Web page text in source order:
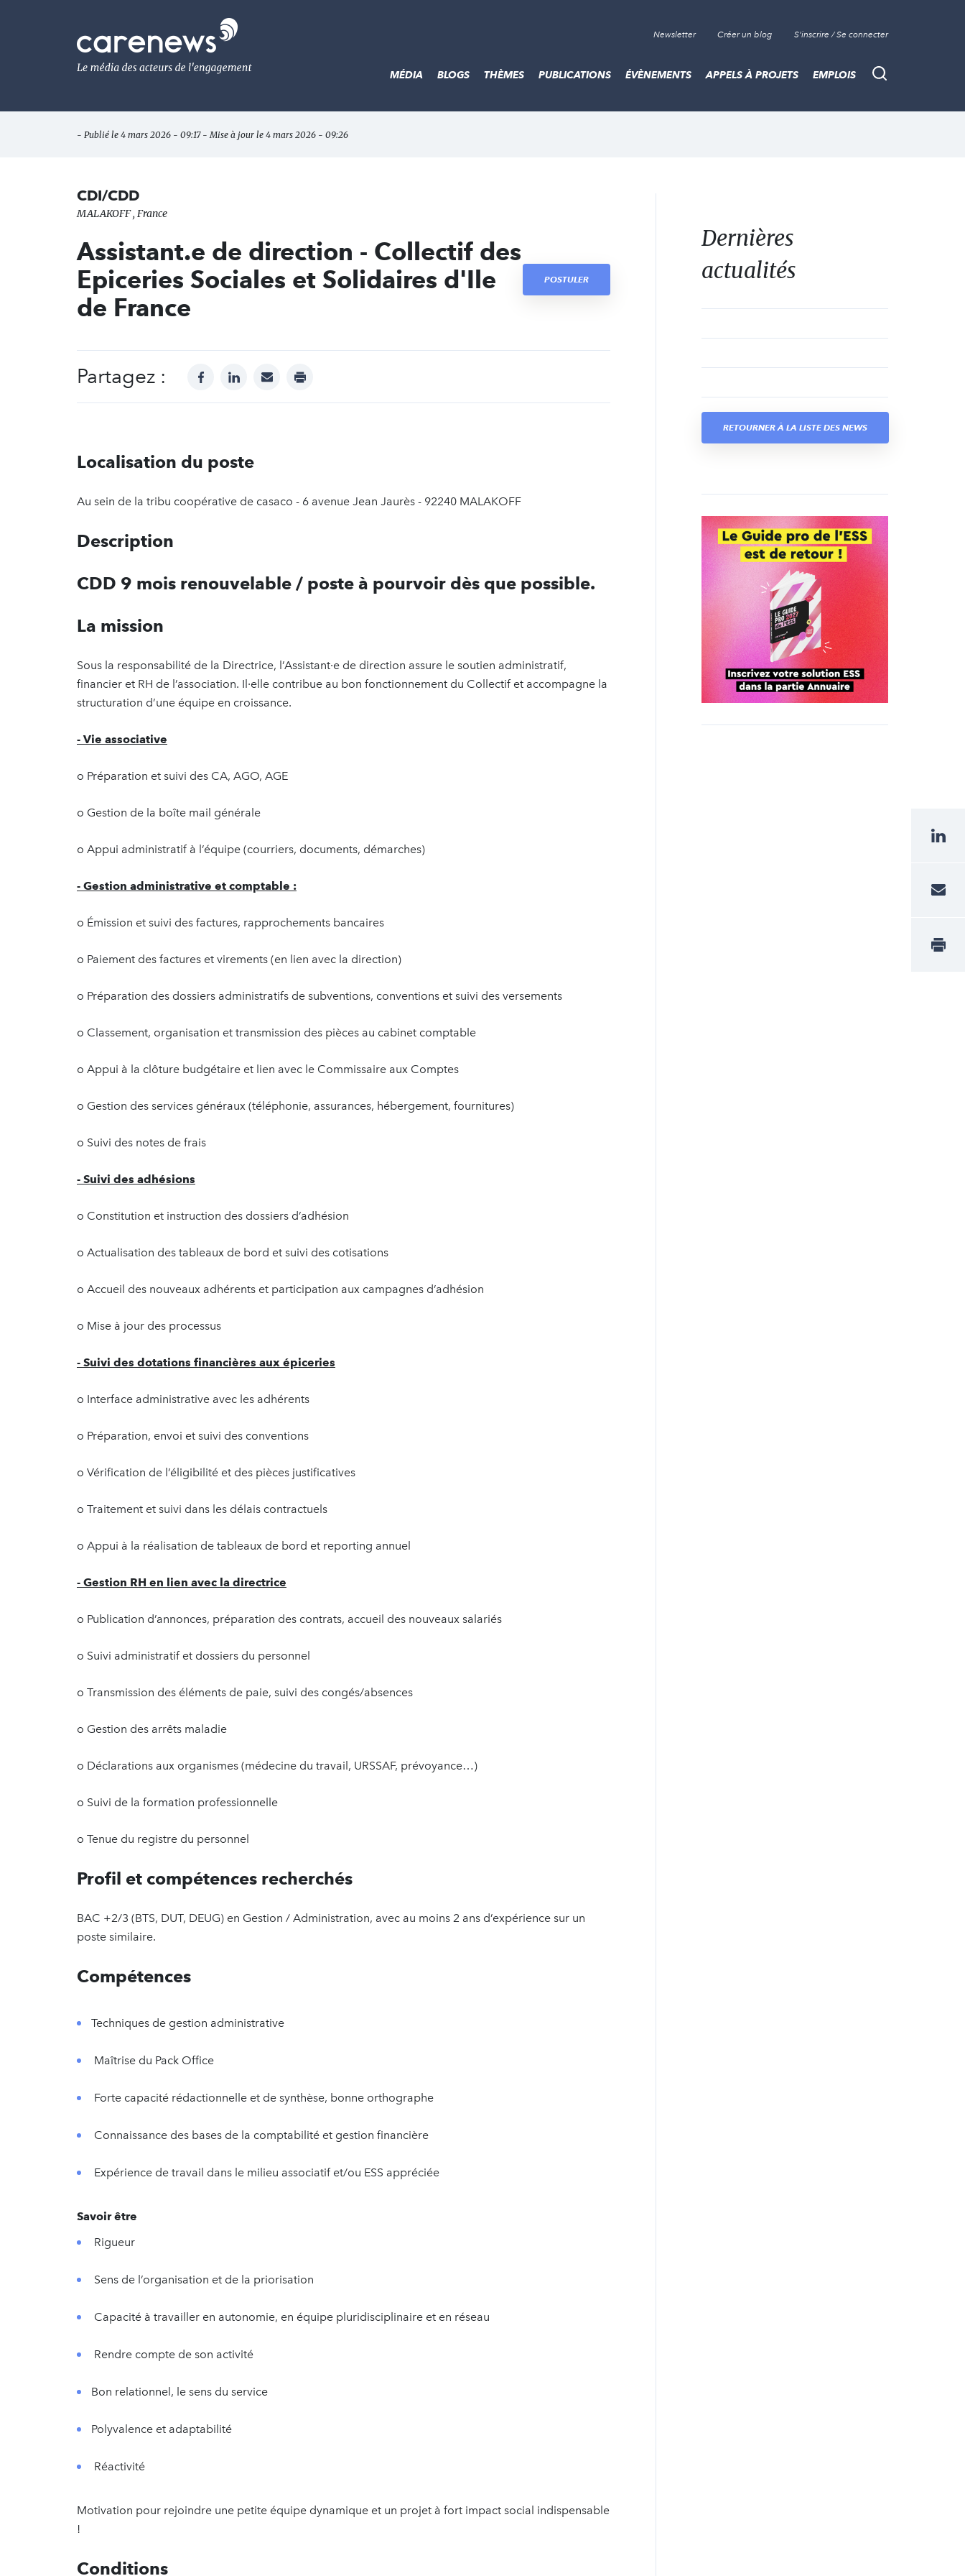
Le
média
de
l'engagement
Newsletter Créer un blog S'inscrire / Se connecter
Recherche
MÉDIA BLOGS THÈMES PUBLICATIONS ÉVÈNEMENTS APPELS À PROJETS EMPLOIS
- Publié le 4 mars 2026 - 09:17 - Mise à jour le 4 mars 2026 - 09:26
CDI/CDD
MALAKOFF , France
Assistant.e de direction - Collectif des
Epiceries Sociales et Solidaires d'Ile
de France
POSTULER
Partagez : facebooklinkedinmail print
Localisation du poste
Au sein de la tribu coopérative de casaco - 6 avenue Jean Jaurès - 92240 MALAKOFF
Description
CDD 9 mois renouvelable / poste à pourvoir dès que possible.
La mission
Sous la responsabilité de la Directrice, l’Assistant·e de direction assure le soutien administratif,
financier et RH de l’association. Il·elle contribue au bon fonctionnement du Collectif et accompagne la
structuration d’une équipe en croissance.
- Vie associative
o Préparation et suivi des CA, AGO, AGE
o Gestion de la boîte mail générale
o Appui administratif à l’équipe (courriers, documents, démarches)
- Gestion administrative et comptable :
o Émission et suivi des factures, rapprochements bancaires
o Paiement des factures et virements (en lien avec la direction)
o Préparation des dossiers administratifs de subventions, conventions et suivi des versements
o Classement, organisation et transmission des pièces au cabinet comptable
o Appui à la clôture budgétaire et lien avec le Commissaire aux Comptes
o Gestion des services généraux (téléphonie, assurances, hébergement, fournitures)
o Suivi des notes de frais
- Suivi des adhésions
o Constitution et instruction des dossiers d’adhésion
o Actualisation des tableaux de bord et suivi des cotisations
o Accueil des nouveaux adhérents et participation aux campagnes d’adhésion
o Mise à jour des processus
- Suivi des dotations financières aux épiceries
o Interface administrative avec les adhérents
o Préparation, envoi et suivi des conventions
o Vérification de l’éligibilité et des pièces justificatives
o Traitement et suivi dans les délais contractuels
o Appui à la réalisation de tableaux de bord et reporting annuel
- Gestion RH en lien avec la directrice
o Publication d’annonces, préparation des contrats, accueil des nouveaux salariés
o Suivi administratif et dossiers du personnel
o Transmission des éléments de paie, suivi des congés/absences
o Gestion des arrêts maladie
o Déclarations aux organismes (médecine du travail, URSSAF, prévoyance…)
o Suivi de la formation professionnelle
o Tenue du registre du personnel
Profil et compétences recherchés
BAC +2/3 (BTS, DUT, DEUG) en Gestion / Administration, avec au moins 2 ans d’expérience sur un
poste similaire.
Compétences
Techniques de gestion administrative
Maîtrise du Pack Office
Forte capacité rédactionnelle et de synthèse, bonne orthographe
Connaissance des bases de la comptabilité et gestion financière
Expérience de travail dans le milieu associatif et/ou ESS appréciée
Savoir être
Rigueur
Sens de l’organisation et de la priorisation
Capacité à travailler en autonomie, en équipe pluridisciplinaire et en réseau
Rendre compte de son activité
Bon relationnel, le sens du service
Polyvalence et adaptabilité
Réactivité
Motivation pour rejoindre une petite équipe dynamique et un projet à fort impact social indispensable
!
Conditions
Dernières
actualités
RETOURNER À LA LISTE DES NEWS